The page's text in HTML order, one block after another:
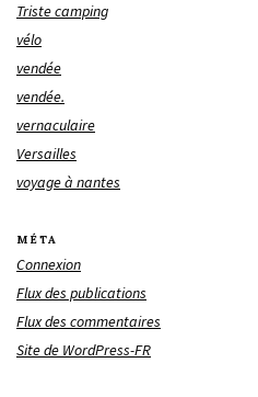
Triste camping
vélo
vendée
vendée.
vernaculaire
Versailles
voyage à nantes
MÉTA
Connexion
Flux des publications
Flux des commentaires
Site de WordPress-FR